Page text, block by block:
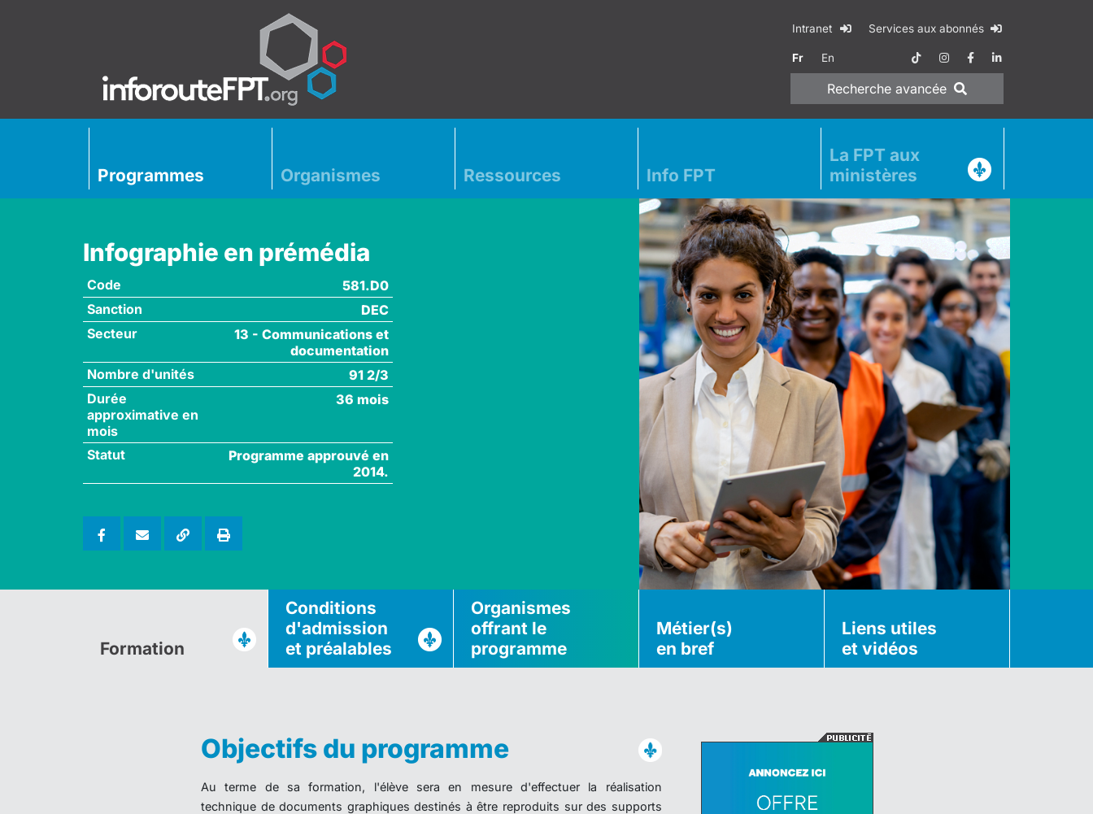
Intranet Services aux abonnés
Fr En
Recherche avancée
Programmes Organismes Ressources Info FPT
La FPT aux
ministères
Infographie en prémédia
Code
581.D0
Sanction
DEC
Secteur
13 - Communications et
documentation
Nombre d'unités
91 2/3
Durée
approximative en
mois
36 mois
Statut
Programme approuvé en
2014.
Formation
Conditions
d'admission
et préalables
Organismes
offrant le
programme
Métier(s)
en bref
Liens utiles
et vidéos
Objectifs du programme
Au terme de sa formation, l'élève sera en mesure d'effectuer la réalisation
technique de documents graphiques destinés à être reproduits sur des supports